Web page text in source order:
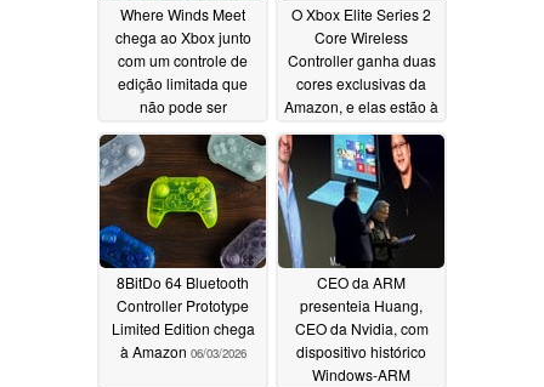
Where Winds Meet
chega ao Xbox junto
com um controle de
edição limitada que
não pode ser
06/09/2026
O Xbox Elite Series 2
Core Wireless
Controller ganha duas
cores exclusivas da
Amazon, e elas estão à
06/04/2026
8BitDo 64 Bluetooth
Controller Prototype
Limited Edition chega
à Amazon 06/03/2026
CEO da ARM
presenteia Huang,
CEO da Nvidia, com
dispositivo histórico
Windows-ARM